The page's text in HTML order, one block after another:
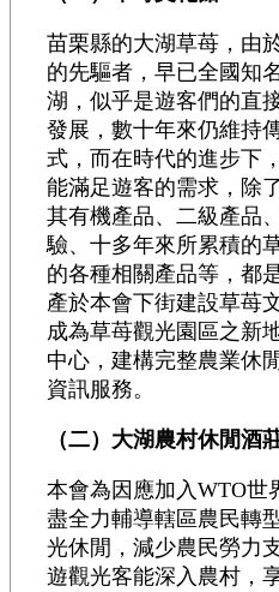
苗栗縣的大湖草苺，由
的先驅者，早已全國知
湖，似乎是遊客們的直
發展，數十年來仍維持
式，而在時代的進步下
能滿足遊客的需求，除
其有機產品、二級產品
驗、十多年來所累積的
的各種相關產品等，都
產於本會下街建設草苺
成為草苺觀光園區之新
中心，建構完整農業休
資訊服務。
（二）大湖農村休閒酒
本會為因應加入WTO世
盡全力輔導轄區農民轉
光休閒，減少農民勞力
遊觀光客能深入農村，